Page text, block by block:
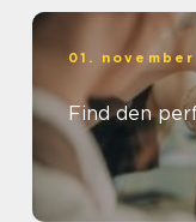
01.
Find den